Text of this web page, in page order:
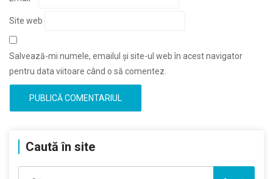
Site web
Salvează-mi numele, emailul și site-ul web în acest navigator
pentru data viitoare când o să comentez.
Caută în site